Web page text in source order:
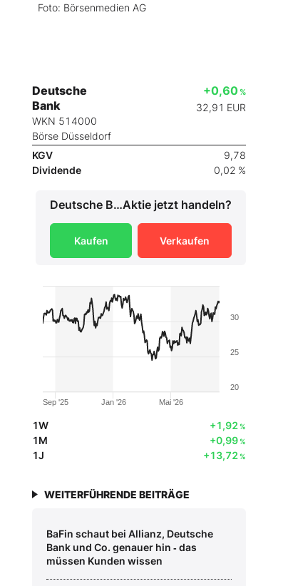
Foto: Börsenmedien AG
Deutsche
Bank
WKN 514000
Börse Düsseldorf
+0,60 %
32,91 EUR
KGV
9,78
Dividende
0,02 %
Deutsche BankAktie jetzt handeln?
Kaufen Verkaufen
Jan '26
Sep '25 Mai '26
20
25
30
1W +1,92%
1M +0,99%
1J +13,72%
WEITERFÜHRENDE BEITRÄGE
BaFin schaut bei Allianz, Deutsche
Bank und Co. genauer hin ‑ das
müssen Kunden wissen